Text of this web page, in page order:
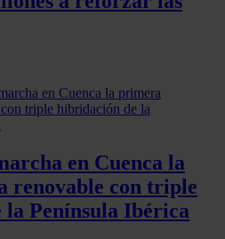
con nuestros partners de redes
web, quienes pueden
que haya hecho de sus servicios.
en Cuenca la
renovable con triple
Península Ibérica